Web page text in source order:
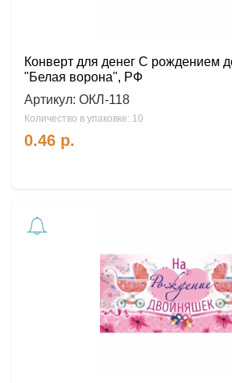
Конверт для денег С рождением
"Белая ворона", РФ
Артикул: ОКЛ-118
Количество в упаковке: 10
0.46 р.